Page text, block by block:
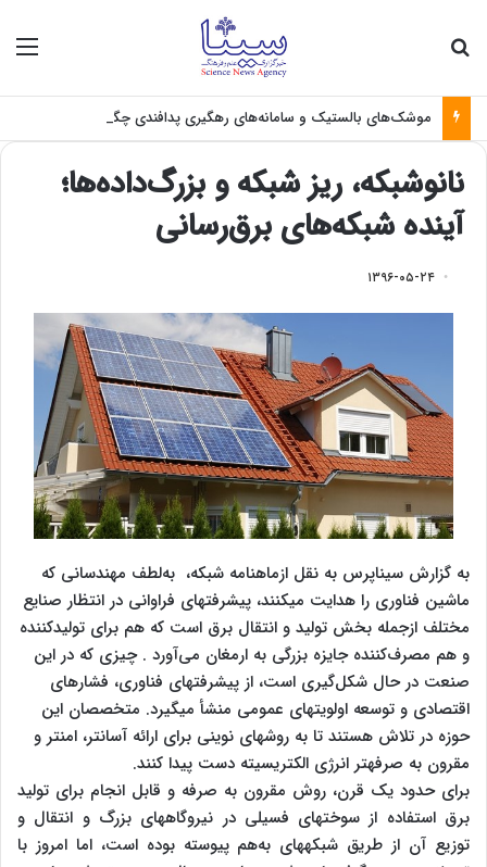
نانو‌شبکه، ریز شبکه و بزرگ‌داده‌ها؛
آینده شبکه‌های برق‌رسانی
۱۳۹۶-۰۵-۲۴
به گزارش سیناپرس به نقل ازماهنامه شبکه، به‌لطف مهندسانی که
ماشین فناوری را هدایت می‎کنند، پیشرفت‎های فراوانی در انتظار صنایع
مختلف ازجمله بخش تولید و انتقال برق است که هم برای تولیدکننده
و هم مصرف‌کننده جایزه بزرگی به ارمغان می‌آورد . چیزی که در این
صنعت در حال شکل‌گیری است، از پیشرفت‎های فناوری، فشارهای
اقتصادی و توسعه اولویت‎های عمومی‎ منشأ می‎گیرد. متخصصان این
حوزه در تلاش هستند تا به روش‎های نوینی برای ارائه آسان‎تر، امن‎تر و
مقرون به صرفه‎تر انرژی الکتریسیته دست پیدا کنند.
برای حدود یک قرن، روش مقرون به صرفه و قابل انجام برای تولید
برق استفاده از سوخت‎های فسیلی در نیروگاه‎های بزرگ و انتقال و
توزیع آن از طریق شبکه‎های به‌هم پیوسته بوده است، اما امروز با